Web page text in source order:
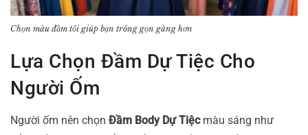
Chọn màu đầm tối giúp bạn trông gọn gàng hơn
Lựa Chọn Đầm Dự Tiệc Cho
Người Ốm
Người ốm nên chọn Đầm Body Dự Tiệcmàu sáng như